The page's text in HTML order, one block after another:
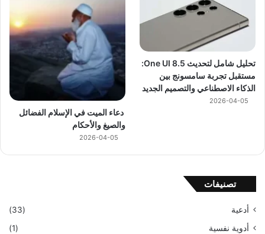
تحليل شامل لتحديث One UI 8.5:
مستقبل تجربة سامسونج بين
الذكاء الاصطناعي والتصميم الجديد
2026-04-05
دعاء الميت في الإسلام الفضائل
والصيغ والأحكام
2026-04-05
تصنيفات
أدعية
(33)
أدوية نفسية
(1)